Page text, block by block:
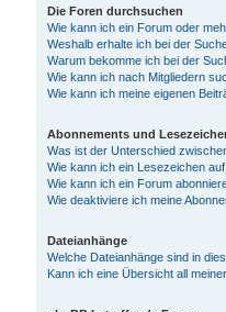
Die Foren durchsuchen
Wie kann ich ein Forum oder
Weshalb erhalte ich bei der
Warum bekomme ich bei der
Wie kann ich nach Mitgliedern
Wie kann ich meine eigenen
Abonnements und
Was ist der Unterschied
Wie kann ich ein Lesezeichen
Wie kann ich ein Forum
Wie deaktiviere ich meine
Dateianhänge
Welche Dateianhänge sind in
Kann ich eine Übersicht all